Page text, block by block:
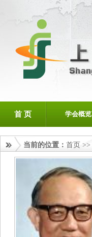
首 页 学会概览
当前的位置： 首页 >>